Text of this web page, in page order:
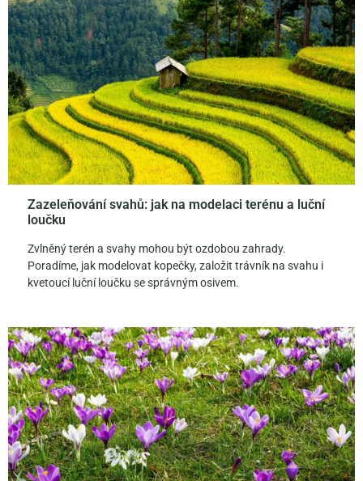
Zazeleňování svahů: jak na modelaci terénu a luční
loučku
Zvlněný terén a svahy mohou být ozdobou zahrady.
Poradíme, jak modelovat kopečky, založit trávník na svahu i
kvetoucí luční loučku se správným osivem.